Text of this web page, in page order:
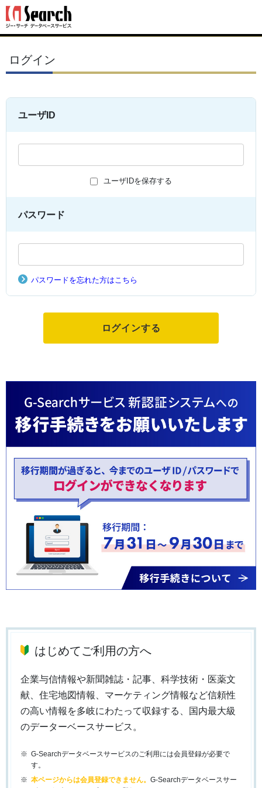
ログイン
ユーザID
ユーザIDを保存する
パスワード
パスワードを忘れた方はこちら
はじめてご利用の方へ
企業与信情報や新聞雑誌・記事、科学技術・医薬文
献、住宅地図情報、マーケティング情報など信頼性
の高い情報を多岐にわたって収録する、国内最大級
のデーターベースサービス。
G-Searchデータベースサービスのご利用には会員登録が必要で
す。
本ページからは会員登録できません。 G-Searchデータベースサー